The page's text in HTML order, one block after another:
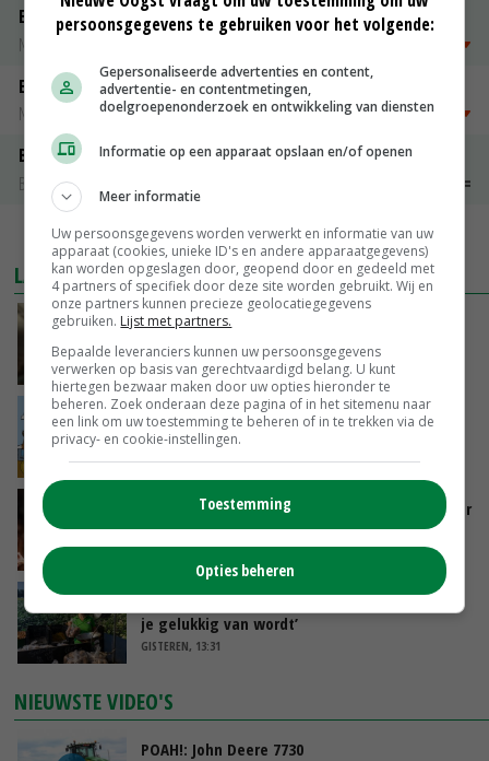
Emmeloord Tarwe
Noteringen
Emmeloord Schaaltjespeen
Noteringen
€ 5,00~ € 20,00
Bintje A 28/35
Bintje Info
MEER MARKTPRIJZEN
LAATSTE NIEUWS
‘Samenwerking A-ware en Amalthea gaat
zorgen voor meer balans’
GISTEREN, 16:01
Internationale vraag naar geitenzuivel blijft
groot: Nederland in Europese top
GISTEREN, 15:33
Vlaamse varkensstapel krimpt, pluimveesector
groeit door schaalvergroting
‘Cijfer jezelf niet weg en doe vooral ook waar
je gelukkig van wordt’
GISTEREN, 13:31
NIEUWSTE VIDEO'S
POAH!: John Deere 7730
persoonsgegevens te gebruiken voor het volgende:
Gepersonaliseerde advertenties en content,
advertentie- en contentmetingen,
doelgroepenonderzoek en ontwikkeling van diensten
Informatie op een apparaat opslaan en/of openen
Meer informatie
Uw persoonsgegevens worden verwerkt en informatie van uw
apparaat (cookies, unieke ID's en andere apparaatgegevens)
kan worden opgeslagen door, geopend door en gedeeld met
4 partners of specifiek door deze site worden gebruikt. Wij en
onze partners kunnen precieze geolocatiegegevens
gebruiken. Lijst met partners.
Bepaalde leveranciers kunnen uw persoonsgegevens
verwerken op basis van gerechtvaardigd belang. U kunt
hiertegen bezwaar maken door uw opties hieronder te
beheren. Zoek onderaan deze pagina of in het sitemenu naar
een link om uw toestemming te beheren of in te trekken via de
privacy- en cookie-instellingen.
Toestemming
Opties beheren